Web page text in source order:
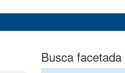
Busca facetada